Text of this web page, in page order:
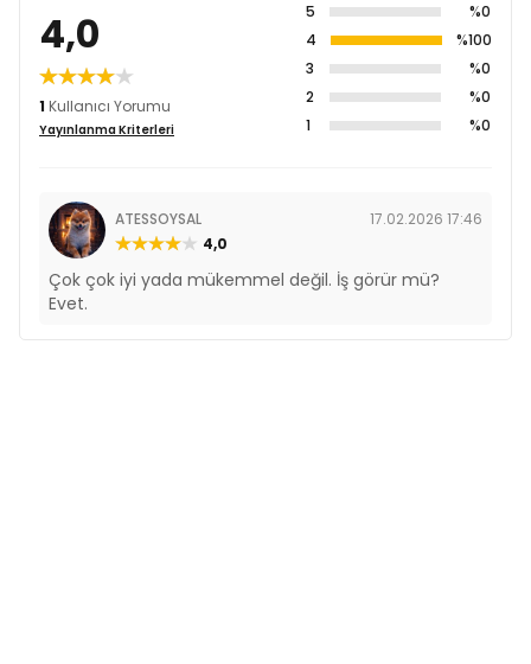
4,0
1 Kullanıcı Yorumu
Yayınlanma Kriterleri
5
%0
4
%100
3
%0
2
%0
1
%0
ATESSOYSAL
17.02.2026 17:46
4,0
Çok çok iyi yada mükemmel değil. İş görür mü?
Evet.